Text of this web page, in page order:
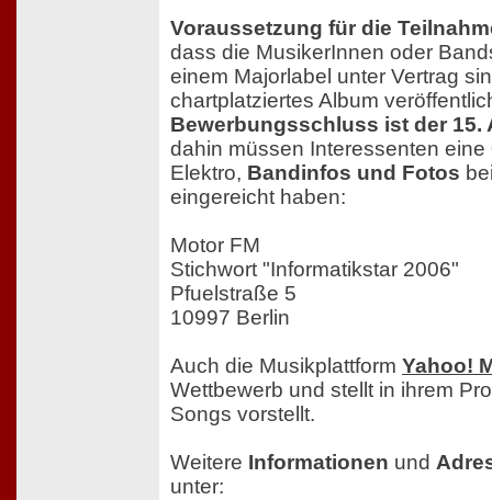
Voraussetzung für die
dass die MusikerInnen oder
einem Majorlabel unter Vertrag
chartplatziertes Album
Bewerbungsschluss ist der 15.
dahin müssen Interessenten eine
Elektro, Bandinfos und Fotos
eingereicht haben:
Motor FM
Stichwort "Informatikstar 2006"
Pfuelstraße 5
10997 Berlin
Auch die Musikplattform Yahoo!
Wettbewerb und stellt in ihrem
Songs vorstellt.
Weitere Informationen und
unter: